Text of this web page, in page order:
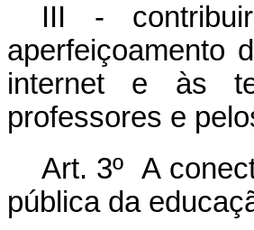
III -
aperfeiçoamento
internet e às
professores e
Art. 3º A
pública da